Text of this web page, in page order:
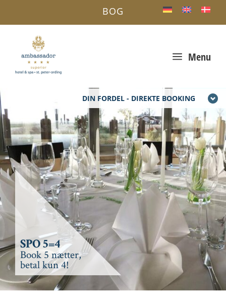
DIN FORDEL - DIREKTE BOOKING
a Menu
BOG
SPO 5=4
Book 5 nætter,
betal kun 4!